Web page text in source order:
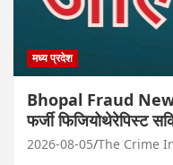
मध्य प्रदेश
Bhopal Fraud
फर्जी फिजियोथेरेपिस्ट
2026-08-05 The Crime